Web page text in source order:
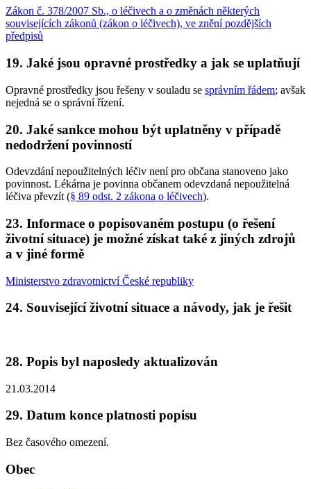
Zákon č. 378/2007 Sb., o léčivech a o změnách některých
souvisejících zákonů (zákon o léčivech), ve znění pozdějších
předpisů
19. Jaké jsou opravné prostředky a jak se uplatňují
Opravné prostředky jsou řešeny v souladu se správním řádem; avšak
nejedná se o správní řízení.
20. Jaké sankce mohou být uplatněny v případě
nedodržení povinností
Odevzdání nepoužitelných léčiv není pro občana stanoveno jako
povinnost. Lékárna je povinna občanem odevzdaná nepoužitelná
léčiva převzít (§ 89 odst. 2 zákona o léčivech).
23. Informace o popisovaném postupu (o řešení
životní situace) je možné získat také z jiných zdrojů
a v jiné formě
Ministerstvo zdravotnictví České republiky
24. Související životní situace a návody, jak je řešit
28. Popis byl naposledy aktualizován
21.03.2014
29. Datum konce platnosti popisu
Bez časového omezení.
Obec